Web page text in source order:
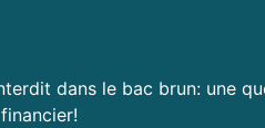
dans le bac brun: une